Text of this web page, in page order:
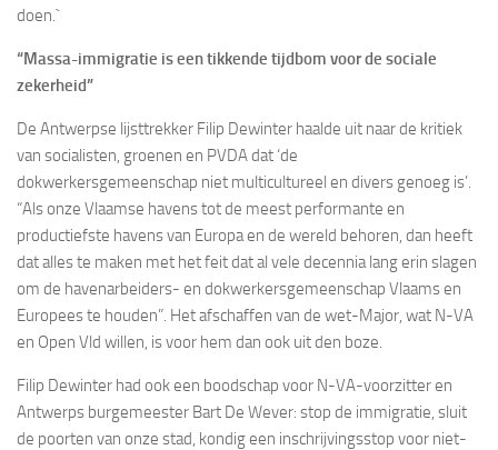
doen.`
“Massa-immigratie is een tikkende tijdbom voor de sociale
zekerheid”
De Antwerpse lijsttrekker Filip Dewinter haalde uit naar de kritiek
van socialisten, groenen en PVDA dat ‘de
dokwerkersgemeenschap niet multicultureel en divers genoeg is’.
“Als onze Vlaamse havens tot de meest performante en
productiefste havens van Europa en de wereld behoren, dan heeft
dat alles te maken met het feit dat al vele decennia lang erin slagen
om de havenarbeiders- en dokwerkersgemeenschap Vlaams en
Europees te houden”. Het afschaffen van de wet-Major, wat N-VA
en Open Vld willen, is voor hem dan ook uit den boze.
Filip Dewinter had ook een boodschap voor N-VA-voorzitter en
Antwerps burgemeester Bart De Wever: stop de immigratie, sluit
de poorten van onze stad, kondig een inschrijvingsstop voor niet-